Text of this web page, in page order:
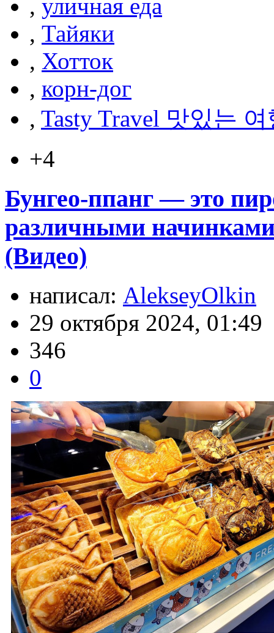
, уличная еда
, Тайяки
, Хотток
, корн-дог
, Tasty Travel 맛있는 여
+4
Бунгео-ппанг — это
различными
(Видео)
написал: AlekseyOlkin
29 октября 2024, 01:49
346
0